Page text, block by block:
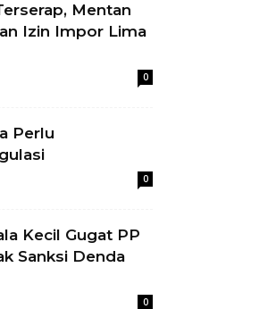
Mentan
Izin Impor Lima
0
Perlu
0
Kecil Gugat PP
Sanksi Denda
0